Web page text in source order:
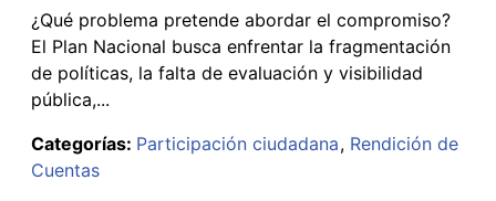
¿Qué problema pretende abordar el compromiso?
El Plan Nacional busca enfrentar la fragmentación
de políticas, la falta de evaluación y visibilidad
pública,...
Categorías: Participación ciudadana Rendición de
Cuentas